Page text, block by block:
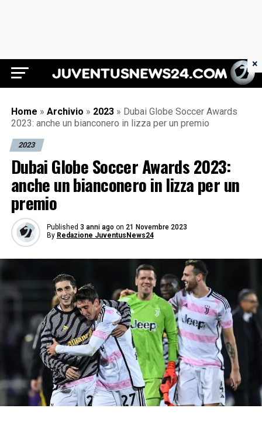
Juventus News 24
Home » Archivio » 2023 » Dubai Globe Soccer Awards
2023: anche un bianconero in lizza per un premio
2023
Dubai Globe Soccer Awards 2023:
anche un bianconero in lizza per un
premio
Published 3 anni ago on 21 Novembre 2023
By Redazione JuventusNews24
×